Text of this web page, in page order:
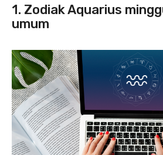
1. Zodiak Aquarius
umum